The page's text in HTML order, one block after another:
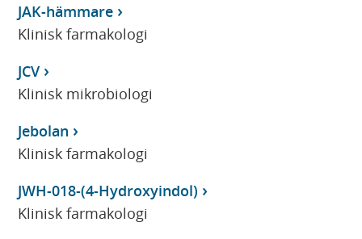
JAK-hämmare
Klinisk farmakologi
JCV
Klinisk mikrobiologi
Jebolan
Klinisk farmakologi
JWH-018-(4-Hydroxyindol)
Klinisk farmakologi